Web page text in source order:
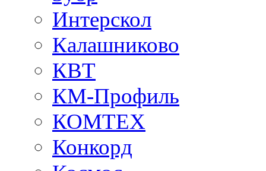
Интерскол
Калашниково
КВТ
КМ-Профиль
КОМТЕХ
Конкорд